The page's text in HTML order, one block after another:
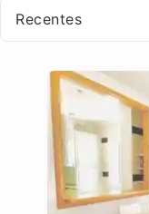
Recentes